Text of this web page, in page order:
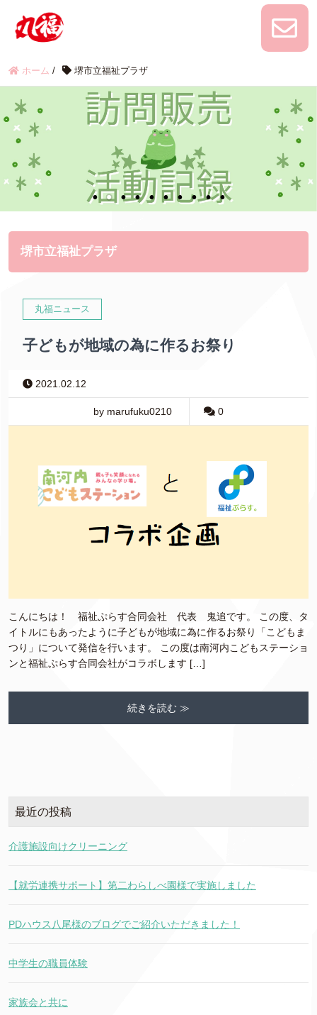
ホーム / 堺市立福祉プラザ
堺市立福祉プラザ
丸福ニュース
子どもが地域の為に作るお祭り
2021.02.12
by marufuku0210 0
こんにちは！ 福祉ぷらす合同会社 代表 鬼追です。 この度、タ
イトルにもあったように子どもが地域に為に作るお祭り「こどもま
つり」について発信を行います。 この度は南河内こどもステーショ
ンと福祉ぷらす合同会社がコラボします […]
続きを読む ≫
最近の投稿
介護施設向けクリーニング
【就労連携サポート】第二わらしべ園様で実施しました
PDハウス八尾様のブログでご紹介いただきました！
中学生の職員体験
家族会と共に